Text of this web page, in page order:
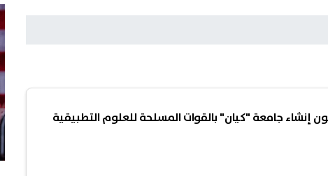
إنشاء جامعة "كيان" بالقوات المسلحة للعلوم التطبيقية